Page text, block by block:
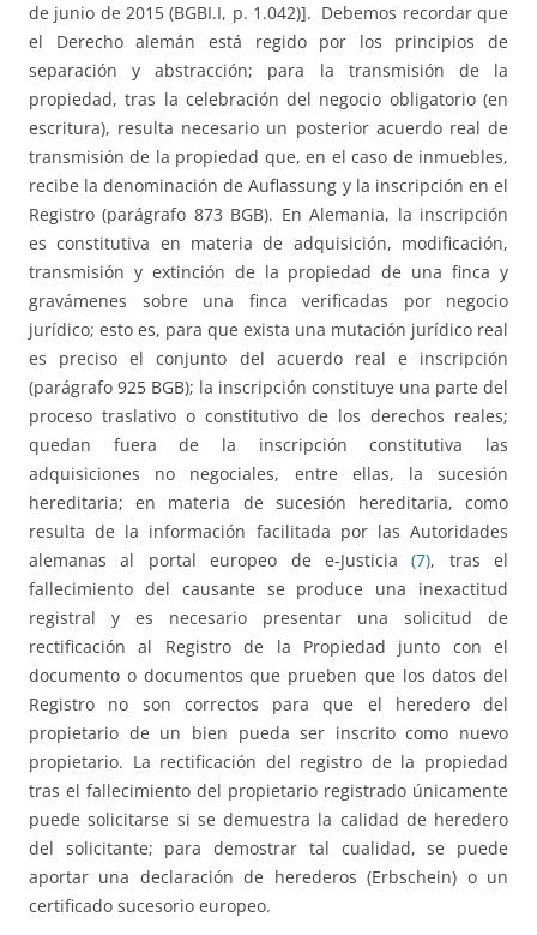
de junio de 2015 (BGBI.I, p. 1.042)]. Debemos recordar que
el Derecho alemán está regido por los principios de
separación y abstracción; para la transmisión de la
propiedad, tras la celebración del negocio obligatorio (en
escritura), resulta necesario un posterior acuerdo real de
transmisión de la propiedad que, en el caso de inmuebles,
recibe la denominación de Auflassung y la inscripción en el
Registro (parágrafo 873 BGB). En Alemania, la inscripción
es constitutiva en materia de adquisición, modificación,
transmisión y extinción de la propiedad de una finca y
gravámenes sobre una finca verificadas por negocio
jurídico; esto es, para que exista una mutación jurídico real
es preciso el conjunto del acuerdo real e inscripción
(parágrafo 925 BGB); la inscripción constituye una parte del
proceso traslativo o constitutivo de los derechos reales;
quedan fuera de la inscripción constitutiva las
adquisiciones no negociales, entre ellas, la sucesión
hereditaria; en materia de sucesión hereditaria, como
resulta de la información facilitada por las Autoridades
alemanas al portal europeo de e-Justicia(7), tras el
fallecimiento del causante se produce una inexactitud
registral y es necesario presentar una solicitud de
rectificación al Registro de la Propiedad junto con el
documento o documentos que prueben que los datos del
Registro no son correctos para que el heredero del
propietario de un bien pueda ser inscrito como nuevo
propietario. La rectificación del registro de la propiedad
tras el fallecimiento del propietario registrado únicamente
puede solicitarse si se demuestra la calidad de heredero
del solicitante; para demostrar tal cualidad, se puede
aportar una declaración de herederos (Erbschein) o un
certificado sucesorio europeo.